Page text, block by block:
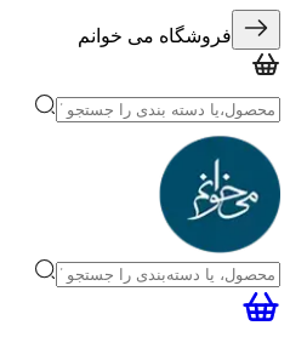
فروشگاه می خوانم